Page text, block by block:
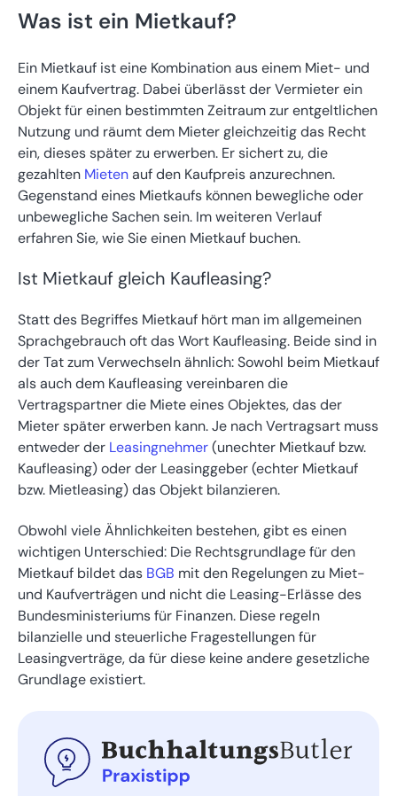
Was ist ein Mietkauf?
Ein Mietkauf ist eine Kombination aus einem Miet- und
einem Kaufvertrag. Dabei überlässt der Vermieter ein
Objekt für einen bestimmten Zeitraum zur entgeltlichen
Nutzung und räumt dem Mieter gleichzeitig das Recht
ein, dieses später zu erwerben. Er sichert zu, die
gezahlten Mietenauf den Kaufpreis anzurechnen.
Gegenstand eines Mietkaufs können bewegliche oder
unbewegliche Sachen sein. Im weiteren Verlauf
erfahren Sie, wie Sie einen Mietkauf buchen.
Ist Mietkauf gleich Kaufleasing?
Statt des Begriffes Mietkauf hört man im allgemeinen
Sprachgebrauch oft das Wort Kaufleasing. Beide sind in
der Tat zum Verwechseln ähnlich: Sowohl beim Mietkauf
als auch dem Kaufleasing vereinbaren die
Vertragspartner die Miete eines Objektes, das der
Mieter später erwerben kann. Je nach Vertragsart muss
entweder der Leasingnehmer(unechter Mietkauf bzw.
Kaufleasing) oder der Leasinggeber (echter Mietkauf
bzw. Mietleasing) das Objekt bilanzieren.
Obwohl viele Ähnlichkeiten bestehen, gibt es einen
wichtigen Unterschied: Die Rechtsgrundlage für den
Mietkauf bildet das BGB mit den Regelungen zu Miet-
und Kaufverträgen und nicht die Leasing-Erlässe des
Bundesministeriums für Finanzen. Diese regeln
bilanzielle und steuerliche Fragestellungen für
Leasingverträge, da für diese keine andere gesetzliche
Grundlage existiert.